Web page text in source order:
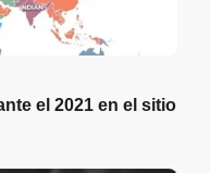
el 2021 en el sitio